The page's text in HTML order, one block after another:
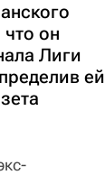
он
Лиги
ей